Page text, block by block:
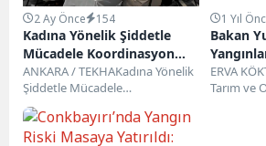
2 Ay Önce 154
Kadına Yönelik Şiddetle
Mücadele Koordinasyon
Kurulu Toplandı: Bakan
Gürlek’ten “Sıfır Tolerans”
Vurgusu
ANKARA / TEKHAKadına Yönelik
Şiddetle Mücadele
Koordinasyon Kurulunun
19’uncu Toplantısı; Adalet Bakanı
Akın Gürlek, Aile...
1 Yıl
Bakan
Uyarısı
ERVA
Tarım ve